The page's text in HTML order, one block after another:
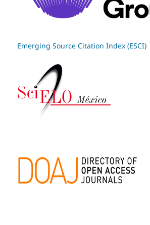
Emerging Source Citation Index (ESCI)